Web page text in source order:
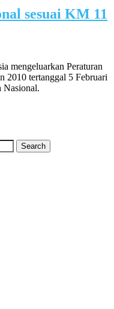
sesuai KM 11
mengeluarkan Peraturan
2010 tertanggal 5 Februari
Nasional.